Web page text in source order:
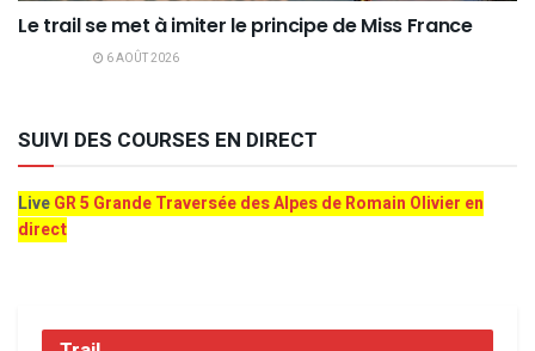
Le trail se met à imiter le principe de Miss France
6 AOÛT 2026
SUIVI DES COURSES EN DIRECT
LiveGR 5 Grande Traversée des Alpes de Romain Olivier en
direct